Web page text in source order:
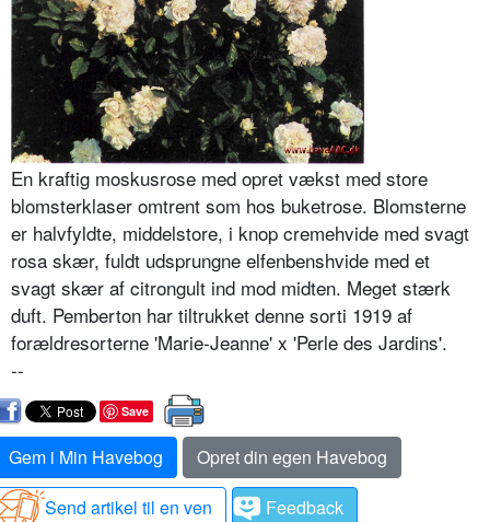
En kraftig moskusrose med opret vækst med store
blomsterklaser omtrent som hos buketrose. Blomsterne
er halvfyldte, middelstore, i knop cremehvide med svagt
rosa skær, fuldt udsprungne elfenbenshvide med et
svagt skær af citrongult ind mod midten. Meget stærk
duft. Pemberton har tiltrukket denne sorti 1919 af
forældresorterne 'Marie-Jeanne' x 'Perle des Jardins'.
--
Save
Gem i Min Havebog
Opret din egen Havebog
Send artikel til en ven
Feedback